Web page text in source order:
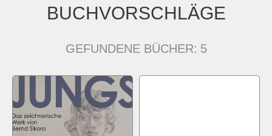
BUCHVORSCHLÄGE
GEFUNDENE BÜCHER: 5